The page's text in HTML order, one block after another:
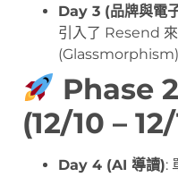
Day 3 (品牌與電
引入了 Resend
(Glassmorphism)
Phase
(12/10 –
Day 4 (AI 導讀):